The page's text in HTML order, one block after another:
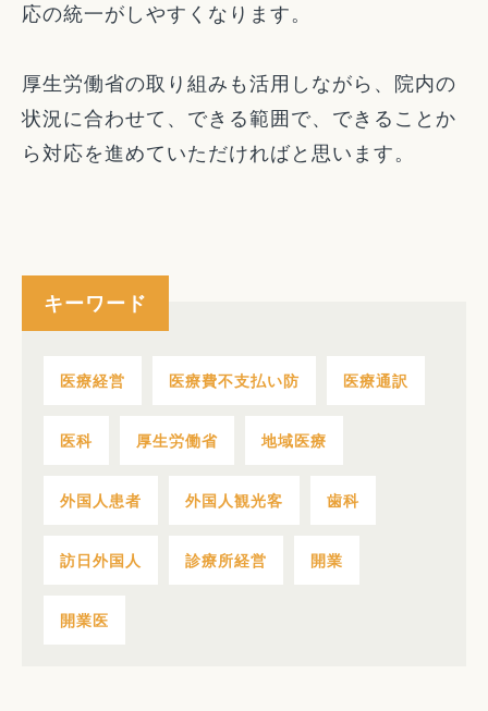
応の統一がしやすくなります。
厚生労働省の取り組みも活用しながら、院内の
状況に合わせて、できる範囲で、できることか
ら対応を進めていただければと思います。
キーワード
医療経営 医療費不支払い防 医療通訳
医科 厚生労働省 地域医療
外国人患者 外国人観光客 歯科
訪日外国人 診療所経営 開業
開業医